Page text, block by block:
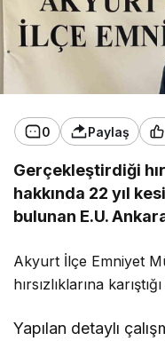
0 Paylaş
Gerçekleştirdiği
hakkında 22 yıl
bulunan E.U.
Akyurt İlçe Emniyet
hırsızlıklarına
Yapılan detaylı